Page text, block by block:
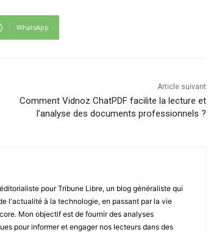
WhatsApp
Article suivant
Comment Vidnoz ChatPDF facilite la lecture et
l’analyse des documents professionnels ?
pour Tribune Libre, un blog généraliste qui
l'actualité à la technologie, en passant par la vie
Mon objectif est de fournir des analyses
pour informer et engager nos lecteurs dans des